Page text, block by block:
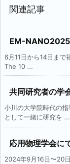
関連記事
EM-NANO2025
6月11日から14日まで
The 10 ...
共同研究者の学
小川の大学院時代の
として一緒に研究を ...
応用物理学会に
2024年9月16日〜20